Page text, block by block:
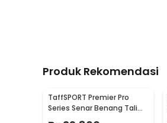
Produk Rekomendasi
TaffSPORT Premier Pro
Series Senar Benang Tali
Pancing PE Braided 300M